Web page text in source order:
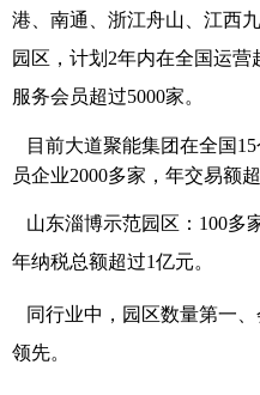
港、南通、浙江舟山、江西
园区，计划2年内在全国运营
服务会员超过5000家。
目前大道聚能集团在全国
员企业2000多家，年交易额超
山东淄博示范园区：100多
年纳税总额超过1亿元。
同行业中，园区数量第一
领先。